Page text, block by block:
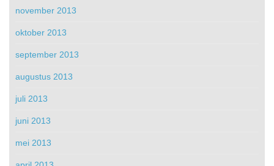
november 2013
oktober 2013
september 2013
augustus 2013
juli 2013
juni 2013
mei 2013